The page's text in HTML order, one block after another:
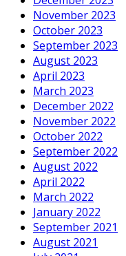
November 2023
October 2023
September 2023
August 2023
April 2023
March 2023
December 2022
November 2022
October 2022
September 2022
August 2022
April 2022
March 2022
January 2022
September 2021
August 2021